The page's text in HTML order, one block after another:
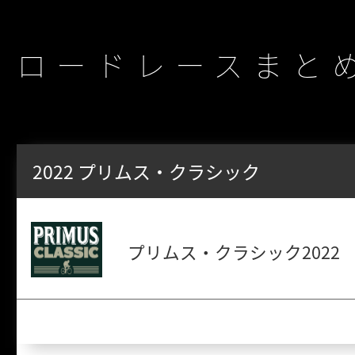
ロードレースまと
2022 プリムス・クラシック
プリムス・クラシック2022